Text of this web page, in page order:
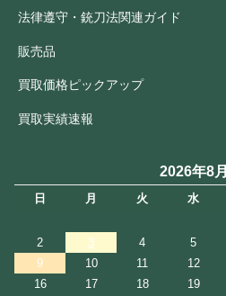
法律遵守・銃刀法関連ガイド
販売品
買取価格ピックアップ
買取実績速報
2026年8月
日 月 火 水
2
3 4 5
9
10 11 12
16
17 18 19